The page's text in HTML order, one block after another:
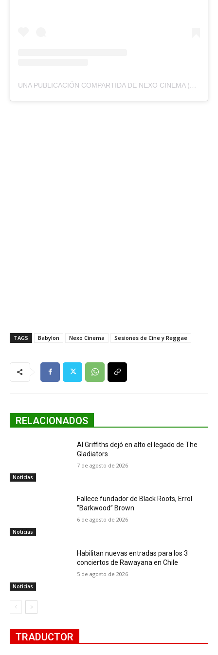
UNA PUBLICACIÓN COMPARTIDA DE NEXO CINEMA (@NEXOCINEMA)
TAGS Babylon Nexo Cinema Sesiones de Cine y Reggae
RELACIONADOS
Noticias
Al Griffiths dejó en alto el legado de The
Gladiators
7 de agosto de 2026
Noticias
Fallece fundador de Black Roots, Errol
“Barkwood” Brown
6 de agosto de 2026
Noticias
Habilitan nuevas entradas para los 3
conciertos de Rawayana en Chile
5 de agosto de 2026
TRADUCTOR